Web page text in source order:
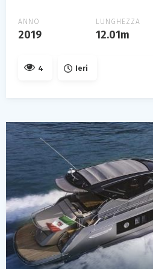
ANNO
2019
LUNGHEZZA
12.01m
4 Ieri